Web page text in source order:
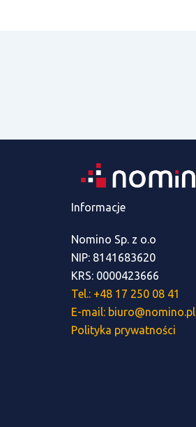
Informacje
Nomino Sp. z o.o
NIP: 8141683620
KRS: 0000423666
Tel.: +48 17 250 08 41
E-mail: biuro@nomino.pl
Polityka prywatności